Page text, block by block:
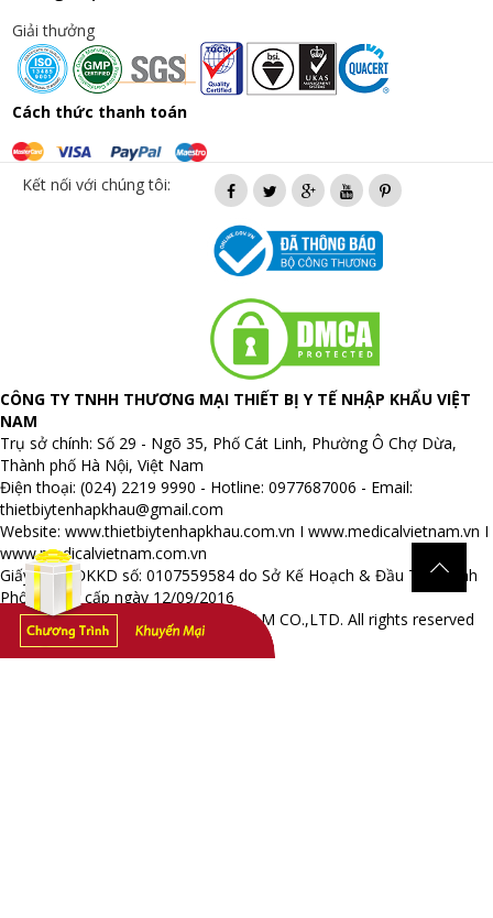
Giải thưởng
Cách thức thanh toán
Kết nối với chúng tôi:
CÔNG TY TNHH THƯƠNG MẠI THIẾT BỊ Y TẾ NHẬP KHẨU VIỆT
NAM
Trụ sở chính: Số 29 - Ngõ 35, Phố Cát Linh, Phường Ô Chợ Dừa,
Thành phố Hà Nội, Việt Nam
Điện thoại: (024) 2219 9990 - Hotline: 0977687006 - Email:
thietbiytenhapkhau@gmail.com
Website: www.thietbiytenhapkhau.com.vn I www.medicalvietnam.vn I
www.medicalvietnam.com.vn
Giấy phép ĐKKD số: 0107559584 do Sở Kế Hoạch & Đầu Tư Thành
Phố Hà Nội cấp ngày 12/09/2016
Copyright © 2016 MEDICAL VIET NAM CO.,LTD. All rights reserved